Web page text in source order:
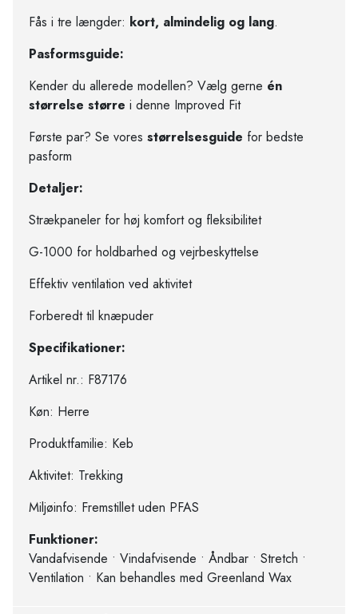
Fås i tre længder: kort, almindelig og lang.
Pasformsguide:
Kender du allerede modellen? Vælg gerne én
størrelse større i denne Improved Fit
Første par? Se vores størrelsesguide for bedste
pasform
Detaljer:
Strækpaneler for høj komfort og fleksibilitet
G-1000 for holdbarhed og vejrbeskyttelse
Effektiv ventilation ved aktivitet
Forberedt til knæpuder
Specifikationer:
Artikel nr.: F87176
Køn: Herre
Produktfamilie: Keb
Aktivitet: Trekking
Miljøinfo: Fremstillet uden PFAS
Funktioner:
Vandafvisende • Vindafvisende • Åndbar • Stretch •
Ventilation • Kan behandles med Greenland Wax